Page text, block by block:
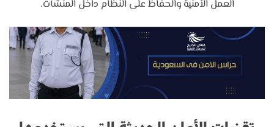
العمل الأمنية والحفاظ على النظام داخل المنشآت.